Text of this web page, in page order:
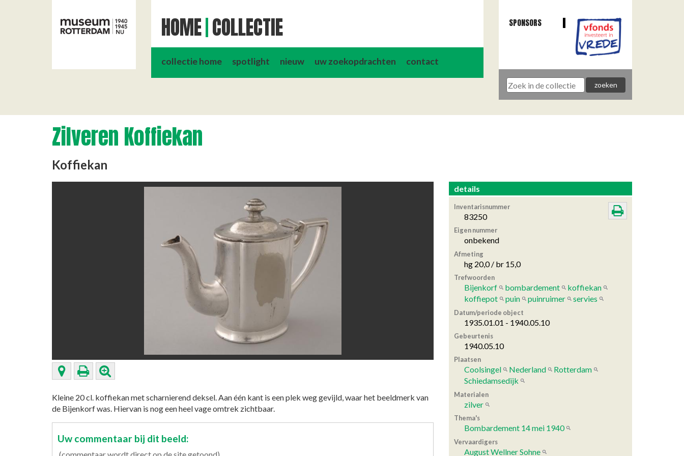
HOME COLLECTIE
collectie home spotlight nieuw uw zoekopdrachten contact
SPONSORS
Zilveren Koffiekan
Koffiekan
Kleine 20 cl. koffiekan met scharnierend deksel. Aan één kant is een plek weg gevijld, waar het beeldmerk van
de Bijenkorf was. Hiervan is nog een heel vage omtrek zichtbaar.
Uw commentaar bij dit beeld:
details
Inventarisnummer
83250
Eigen nummer
onbekend
Afmeting
hg 20,0 / br 15,0
Trefwoorden
Bijenkorf bombardement
koffiekan
koffiepot
puin puinruimer servies
Datum/periode object
1935.01.01 - 1940.05.10
Gebeurtenis
1940.05.10
Plaatsen
Coolsingel Nederland
Rotterdam
Schiedamsedijk
Materialen
zilver
Thema's
Bombardement 14 mei 1940
Vervaardigers
August Wellner Sohne